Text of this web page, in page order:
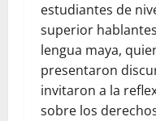
estudiantes de
superior
lengua maya,
presentaron
invitaron a la
sobre los